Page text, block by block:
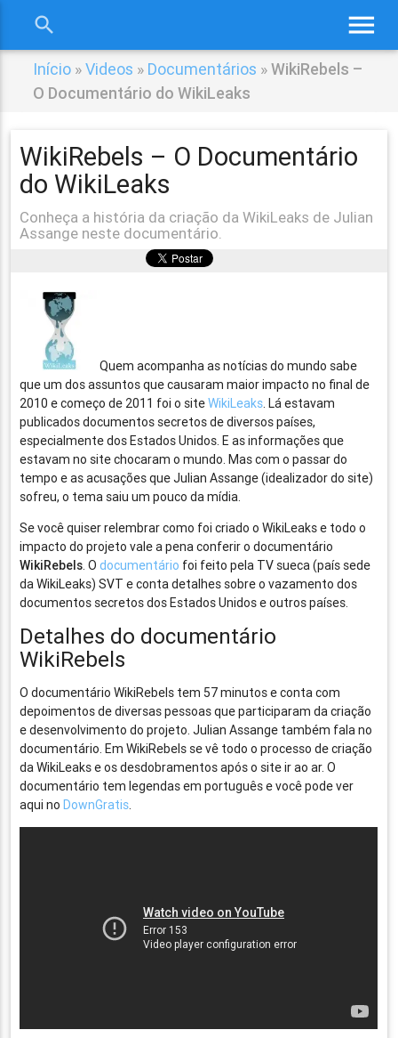
menu
search
Início »Videos » Documentários »WikiRebels –
O Documentário do WikiLeaks
WikiRebels – O Documentário
do WikiLeaks
Conheça a história da criação da WikiLeaks de Julian
Assange neste documentário.
Quem acompanha as notícias do mundo sabe
que um dos assuntos que causaram maior impacto no final de
2010 e começo de 2011 foi o siteWikiLeaks. Lá estavam
publicados documentos secretos de diversos países,
especialmente dos Estados Unidos. E as informações que
estavam no site chocaram o mundo. Mas com o passar do
tempo e as acusações que Julian Assange (idealizador do site)
sofreu, o tema saiu um pouco da mídia.
Se você quiser relembrar como foi criado o WikiLeaks e todo o
impacto do projeto vale a pena conferir o documentário
WikiRebels. Odocumentário foi feito pela TV sueca (país sede
da WikiLeaks) SVT e conta detalhes sobre o vazamento dos
documentos secretos dos Estados Unidos e outros países.
Detalhes do documentário
WikiRebels
O documentário WikiRebels tem 57 minutos e conta com
depoimentos de diversas pessoas que participaram da criação
e desenvolvimento do projeto. Julian Assange também fala no
documentário. Em WikiRebels se vê todo o processo de criação
da WikiLeaks e os desdobramentos após o site ir ao ar. O
documentário tem legendas em português e você pode ver
aqui noDownGratis.